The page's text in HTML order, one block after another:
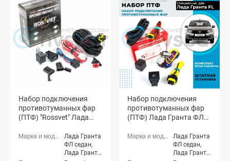
Набор подключения
противотуманных фар
(ПТФ) "Rossvet" Лада
подсветка)
Лада Гранта
ФЛ седан,
Лада Гранта
Набор подключения
противотуманных фар
(ПТФ) Лада Гранта ФЛ
Лада Гранта
ФЛ седан,
Лада Гранта